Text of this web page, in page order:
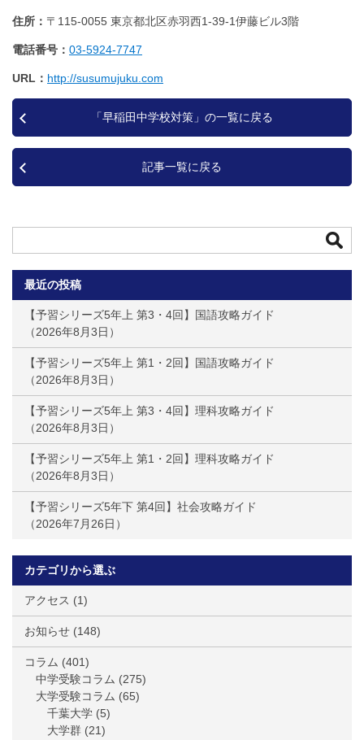
住所 〒115-0055 東京都北区赤羽西1‐39‐1伊藤ビル3階
電話番号 03-5924-7747
URL http://susumujuku.com
「早稲田中学校対策」の一覧に戻る
記事一覧に戻る
最近の投稿
【予習シリーズ5年上 第3・4回】国語攻略ガイド
2026年8月3日
【予習シリーズ5年上 第1・2回】国語攻略ガイド
2026年8月3日
【予習シリーズ5年上 第3・4回】理科攻略ガイド
2026年8月3日
【予習シリーズ5年上 第1・2回】理科攻略ガイド
2026年8月3日
【予習シリーズ5年下 第4回】社会攻略ガイド
2026年7月26日
カテゴリから選ぶ
アクセス (1)
お知らせ (148)
コラム (401)
中学受験コラム (275)
大学受験コラム (65)
千葉大学 (5)
大学群 (21)